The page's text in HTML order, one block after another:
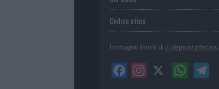
Codice etico
Immagini stock di